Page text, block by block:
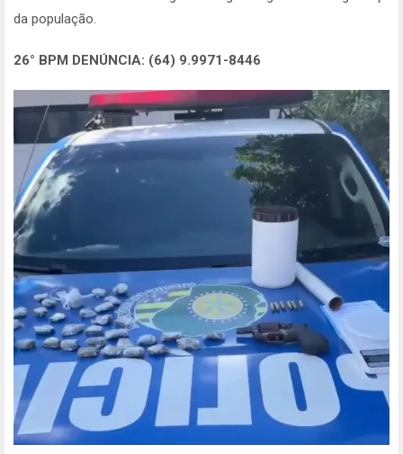
da população.
26° BPM DENÚNCIA: (64) 9.9971-8446